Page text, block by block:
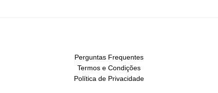
Perguntas Frequentes
Termos e Condições
Política de Privacidade